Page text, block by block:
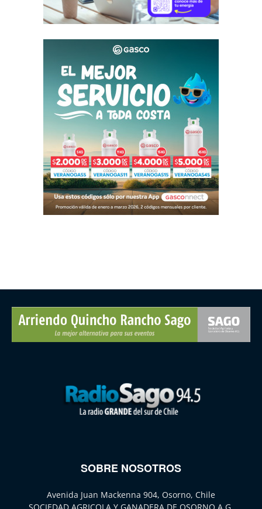
SOBRE NOSOTROS
Avenida Juan Mackenna 904, Osorno, Chile
SOCIEDAD AGRICOLA Y GANADERA DE OSORNO A.G.